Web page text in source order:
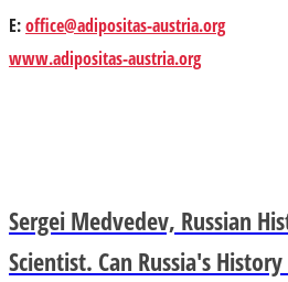
E:office@adipositas-austria.org
www.adipositas-austria.org
Sergei Medvedev, Russian
Scientist. Can Russia's